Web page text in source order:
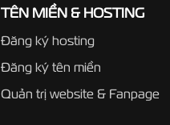
TÊN MIỀN & HOSTING
Đăng ký hosting
Đăng ký tên miền
Quản trị website & Fanpage